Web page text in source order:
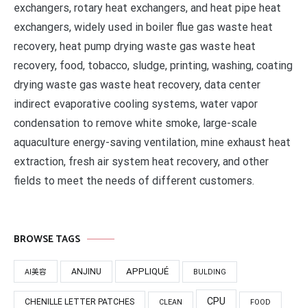
exchangers, rotary heat exchangers, and heat pipe heat
exchangers, widely used in boiler flue gas waste heat
recovery, heat pump drying waste gas waste heat
recovery, food, tobacco, sludge, printing, washing, coating
drying waste gas waste heat recovery, data center
indirect evaporative cooling systems, water vapor
condensation to remove white smoke, large-scale
aquaculture energy-saving ventilation, mine exhaust heat
extraction, fresh air system heat recovery, and other
fields to meet the needs of different customers.
BROWSE TAGS
AI美容 ANJINU APPLIQUÉ BULDING
CHENILLE LETTER PATCHES CLEAN CPU FOOD